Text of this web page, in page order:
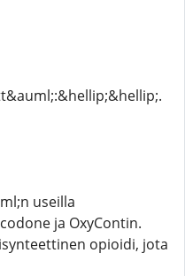
useilla
ja OxyContin.
opioidi, jota